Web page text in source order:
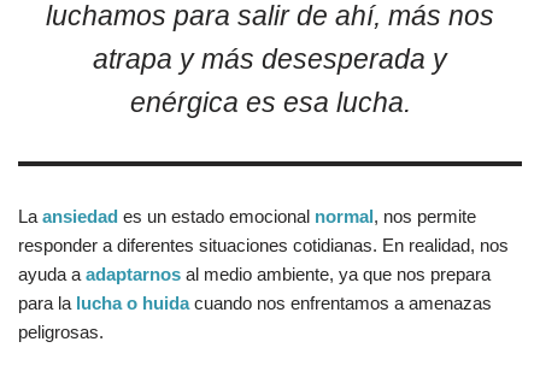
luchamos para salir de ahí, más nos
atrapa y más desesperada y
enérgica es esa lucha.
La ansiedad es un estado emocional normal, nos permite
responder a diferentes situaciones cotidianas. En realidad, nos
ayuda a adaptarnos al medio ambiente, ya que nos prepara
para la lucha o huidacuando nos enfrentamos a amenazas
peligrosas.